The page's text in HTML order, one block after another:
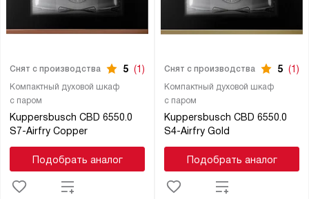
Компактный духовой шкаф
с паром
Kuppersbusch CBD 6550.0
S7-Airfry Copper
Снят с производства 5 (1)
Подобрать аналог
Компактный духовой шкаф
с паром
Kuppersbusch CBD 6550.0
S4-Airfry Gold
Снят с производства 5 (1)
Подобрать аналог